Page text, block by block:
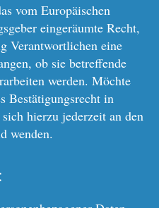
vom Europäischen
eingeräumte Recht,
Verantwortlichen eine
ob sie betreffende
werden. Möchte
Bestätigungsrecht in
hierzu jederzeit an den
wenden.